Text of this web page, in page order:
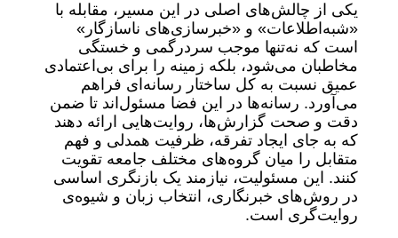
یکی از چالش‌های اصلی در این مسیر، مقابله با
«شبه‌اطلاعات» و «خبرسازی‌های ناسازگار»
است که نه‌تنها موجب سردرگمی و خستگی
مخاطبان می‌شود، بلکه زمینه را برای بی‌اعتمادی
عمیق نسبت به کل ساختار رسانه‌ای فراهم
می‌آورد. رسانه‌ها در این فضا مسئول‌اند تا ضمن
دقت و صحت گزارش‌ها، روایت‌هایی ارائه دهند
که به جای ایجاد تفرقه، ظرفیت همدلی و فهم
متقابل را میان گروه‌های مختلف جامعه تقویت
کنند. این مسئولیت، نیازمند یک بازنگری اساسی
در روش‌های خبرنگاری، انتخاب زبان و شیوه‌ی
روایت‌گری است.